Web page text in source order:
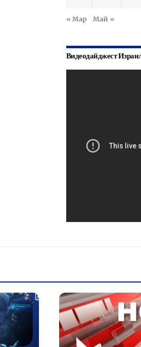
« Мар Май »
Видеодайджест